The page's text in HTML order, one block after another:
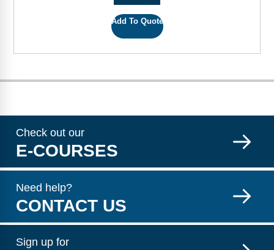
Add To Quote
Check out our
E-COURSES
Need help?
CONTACT US
Sign up for